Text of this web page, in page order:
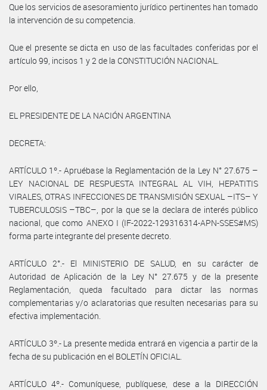
Que los servicios de asesoramiento jurídico pertinentes han tomado
la intervención de su competencia.
Que el presente se dicta en uso de las facultades conferidas por el
artículo 99, incisos 1 y 2 de la CONSTITUCIÓN NACIONAL.
Por ello,
EL PRESIDENTE DE LA NACIÓN ARGENTINA
DECRETA:
ARTÍCULO 1º.- Apruébase la Reglamentación de la Ley N° 27.675 –
LEY NACIONAL DE RESPUESTA INTEGRAL AL VIH, HEPATITIS
VIRALES, OTRAS INFECCIONES DE TRANSMISIÓN SEXUAL –ITS– Y
TUBERCULOSIS –TBC–, por la que se la declara de interés público
nacional, que como ANEXO I (IF-2022-129316314-APN-SSES#MS)
forma parte integrante del presente decreto.
ARTÍCULO 2°.- El MINISTERIO DE SALUD, en su carácter de
Autoridad de Aplicación de la Ley N° 27.675 y de la presente
Reglamentación, queda facultado para dictar las normas
complementarias y/o aclaratorias que resulten necesarias para su
efectiva implementación.
ARTÍCULO 3º.- La presente medida entrará en vigencia a partir de la
fecha de su publicación en el BOLETÍN OFICIAL.
ARTÍCULO 4º.- Comuníquese, publíquese, dese a la DIRECCIÓN